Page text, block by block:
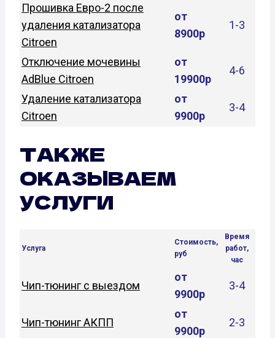
Прошивка Евро-2 после
удаления катализатора
Citroen
от
8900р
1-3
Отключение мочевины
AdBlue Citroen
от
19900р
4-6
Удаление катализатора
Citroen
от
9900р
3-4
ТАКЖЕ
ОКАЗЫВАЕМ
УСЛУГИ
Услуга
Стоимость,
руб
Время
работ,
час
Чип-тюнинг с выездом
от
9900р
3-4
Чип-тюнинг АКПП
от
9900р
2-3